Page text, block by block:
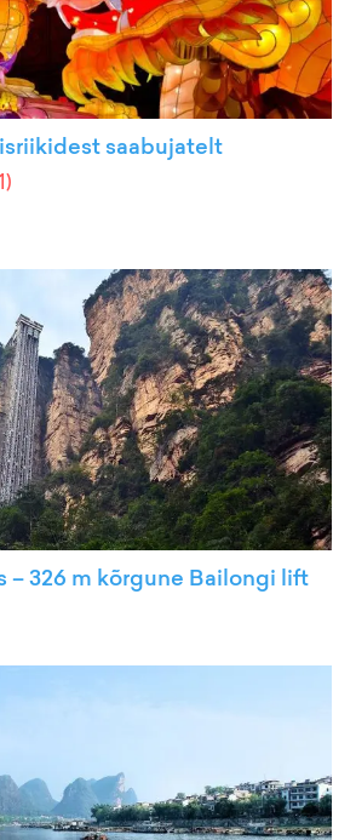
saabujatelt
)
– 326 m kõrgune Bailongi lift